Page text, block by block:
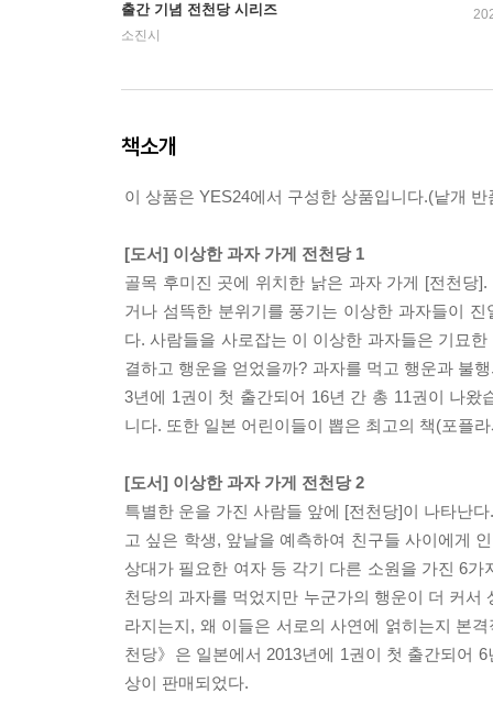
출간 기념 전천당 시리즈
소진시
책소개
이 상품은 YES24에서 구성한 상품입니다.(낱개 반
[도서] 이상한 과자 가게 전천당 1
골목 후미진 곳에 위치한 낡은 과자 가게 [전천당
거나 섬뜩한 분위기를 풍기는 이상한 과자들이
다. 사람들을 사로잡는 이 이상한 과자들은 기묘
결하고 행운을 얻었을까? 과자를 먹고 행운과 불
3년에 1권이 첫 출간되어 16년 간 총 11권이 나
니다. 또한 일본 어린이들이 뽑은 최고의 책(포플
[도서] 이상한 과자 가게 전천당 2
특별한 운을 가진 사람들 앞에 [전천당]이 나타난
고 싶은 학생, 앞날을 예측하여 친구들 사이에게
상대가 필요한 여자 등 각기 다른 소원을 가진 6
천당의 과자를 먹었지만 누군가의 행운이 더 커
라지는지, 왜 이들은 서로의 사연에 얽히는지 본
천당》은 일본에서 2013년에 1권이 첫 출간되어
상이 판매되었다.